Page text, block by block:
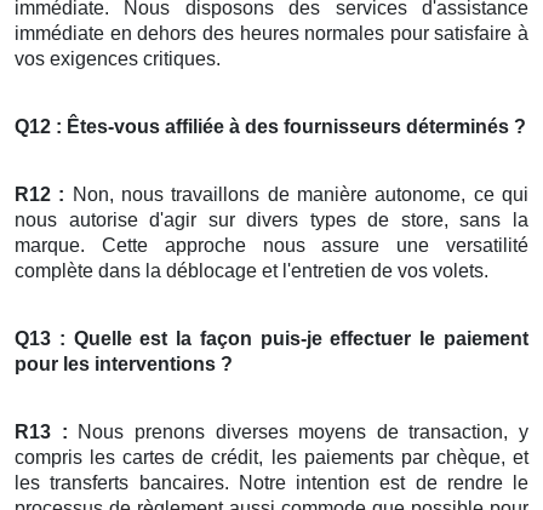
immédiate. Nous disposons des services d'assistance
immédiate en dehors des heures normales pour satisfaire à
vos exigences critiques.
Q12 : Êtes-vous affiliée à des fournisseurs déterminés ?
R12 : Non, nous travaillons de manière autonome, ce qui
nous autorise d'agir sur divers types de store, sans la
marque. Cette approche nous assure une versatilité
complète dans la déblocage et l'entretien de vos volets.
Q13 : Quelle est la façon puis-je effectuer le paiement
pour les interventions ?
R13 : Nous prenons diverses moyens de transaction, y
compris les cartes de crédit, les paiements par chèque, et
les transferts bancaires. Notre intention est de rendre le